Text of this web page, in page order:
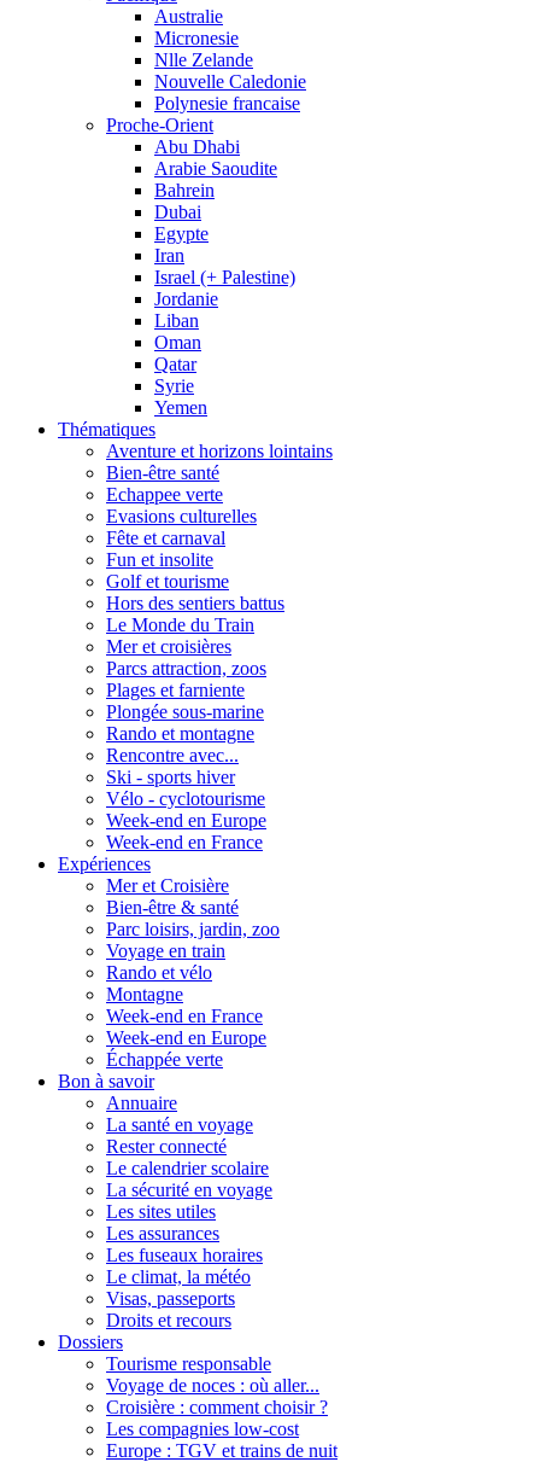
Australie
Micronesie
Nlle Zelande
Nouvelle Caledonie
Polynesie francaise
Proche-Orient
Abu Dhabi
Arabie Saoudite
Bahrein
Dubai
Egypte
Iran
Israel (+ Palestine)
Jordanie
Liban
Oman
Qatar
Syrie
Yemen
Thématiques
Aventure et horizons lointains
Bien-être santé
Echappee verte
Evasions culturelles
Fête et carnaval
Fun et insolite
Golf et tourisme
Hors des sentiers battus
Le Monde du Train
Mer et croisières
Parcs attraction, zoos
Plages et farniente
Plongée sous-marine
Rando et montagne
Rencontre avec...
Ski - sports hiver
Vélo - cyclotourisme
Week-end en Europe
Week-end en France
Expériences
Mer et Croisière
Bien-être & santé
Parc loisirs, jardin, zoo
Voyage en train
Rando et vélo
Montagne
Week-end en France
Week-end en Europe
Échappée verte
Bon à savoir
Annuaire
La santé en voyage
Rester connecté
Le calendrier scolaire
La sécurité en voyage
Les sites utiles
Les assurances
Les fuseaux horaires
Le climat, la météo
Visas, passeports
Droits et recours
Dossiers
Tourisme responsable
Voyage de noces : où aller...
Croisière : comment choisir ?
Les compagnies low-cost
Europe : TGV et trains de nuit